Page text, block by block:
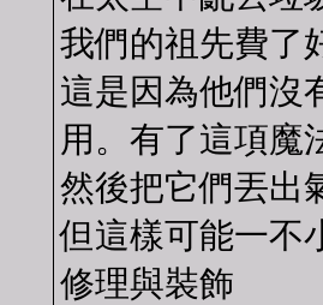
我們的祖先費了
這是因為他們沒
用。有了這項魔
然後把它們丟出
但這樣可能一不
修理與裝飾